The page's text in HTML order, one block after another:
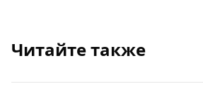
Читайте также